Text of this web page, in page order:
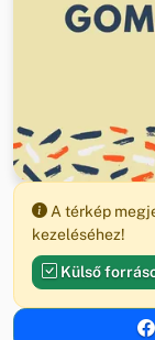
A térkép
kezeléséhez!
Külső